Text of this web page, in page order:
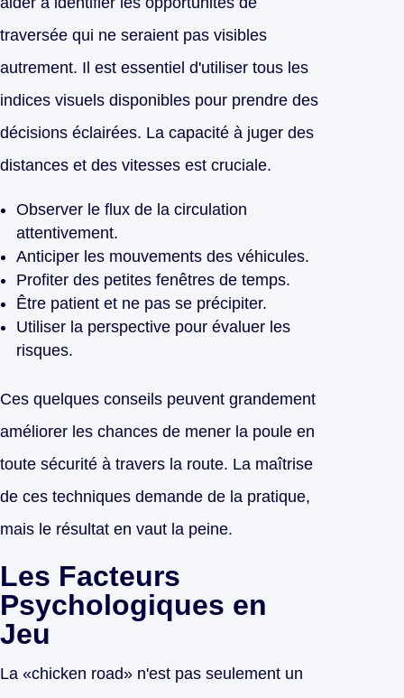
traversée qui ne seraient pas visibles
autrement. Il est essentiel d'utiliser tous les
indices visuels disponibles pour prendre des
décisions éclairées. La capacité à juger des
distances et des vitesses est cruciale.
Observer le flux de la circulation
attentivement.
Anticiper les mouvements des véhicules.
Profiter des petites fenêtres de temps.
Être patient et ne pas se précipiter.
Utiliser la perspective pour évaluer les
risques.
Ces quelques conseils peuvent grandement
améliorer les chances de mener la poule en
toute sécurité à travers la route. La maîtrise
de ces techniques demande de la pratique,
mais le résultat en vaut la peine.
Les Facteurs
Psychologiques en
Jeu
La «chicken road» n'est pas seulement un